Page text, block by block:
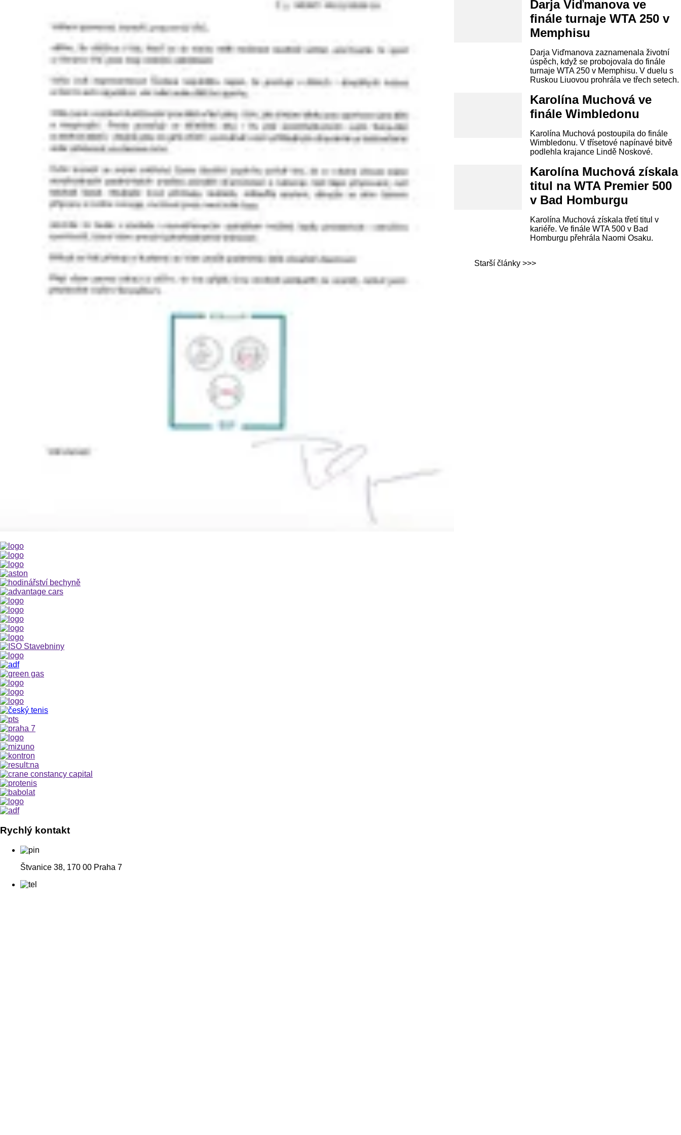
Darja Viďmanova ve
finále turnaje WTA 250 v
Memphisu
Darja Viďmanova zaznamenala životní
úspěch, když se probojovala do finále
turnaje WTA 250 v Memphisu. V duelu s
Ruskou Liuovou prohrála ve třech setech.
Karolína Muchová ve
finále Wimbledonu
Karolína Muchová postoupila do finále
Wimbledonu. V třísetové napínavé bitvě
podlehla krajance Lindě Noskové.
Karolína Muchová získala
titul na WTA Premier 500
v Bad Homburgu
Karolína Muchová získala třetí titul v
kariéře. Ve finále WTA 500 v Bad
Homburgu přehrála Naomi Osaku.
Starší články >>>
Rychlý kontakt
Štvanice 38, 170 00 Praha 7